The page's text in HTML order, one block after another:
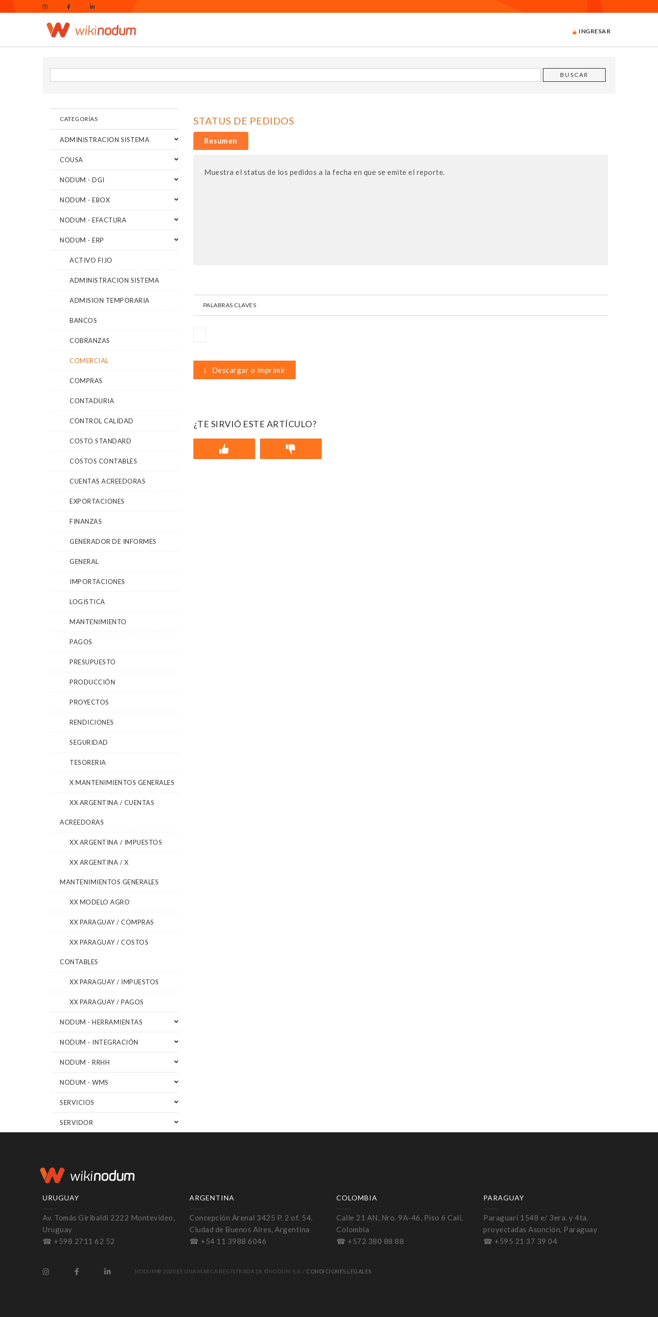
INGRESAR
CATEGORÍAS
ADMINISTRACION SISTEMA
COUSA
NODUM - DGI
NODUM - EBOX
NODUM - EFACTURA
NODUM - ERP
ACTIVO FIJO
ADMINISTRACION SISTEMA
ADMISION TEMPORARIA
BANCOS
COBRANZAS
COMERCIAL
COMPRAS
CONTADURIA
CONTROL CALIDAD
COSTO STANDARD
COSTOS CONTABLES
CUENTAS ACREEDORAS
EXPORTACIONES
FINANZAS
GENERADOR DE INFORMES
GENERAL
IMPORTACIONES
LOGISTICA
MANTENIMIENTO
PAGOS
PRESUPUESTO
PRODUCCIÓN
PROYECTOS
RENDICIONES
SEGURIDAD
TESORERIA
X MANTENIMIENTOS GENERALES
XX ARGENTINA / CUENTAS
ACREEDORAS
XX ARGENTINA / IMPUESTOS
XX ARGENTINA / X
MANTENIMIENTOS GENERALES
XX MODELO AGRO
XX PARAGUAY / COMPRAS
XX PARAGUAY / COSTOS
CONTABLES
XX PARAGUAY / IMPUESTOS
XX PARAGUAY / PAGOS
NODUM - HERRAMIENTAS
NODUM - INTEGRACIÓN
NODUM - RRHH
NODUM - WMS
SERVICIOS
SERVIDOR
STATUS DE PEDIDOS
Resumen
Muestra el status de los pedidos a la fecha en que se emite el reporte.
PALABRAS CLAVES
↓ Descargar o Imprimir
¿TE SIRVIÓ ESTE ARTÍCULO?
URUGUAY
Av. Tomás Giribaldi 2222 Montevideo,
Uruguay
☎ +598 2711 62 52
ARGENTINA
Concepción Arenal 3425 P. 2 of. 54.
Ciudad de Buenos Aires, Argentina
☎ +54 11 3988 6046
COLOMBIA
Calle 21 AN, Nro. 9A-46, Piso 6 Cali,
Colombia
☎ +572 380 88 88
PARAGUAY
Paraguarí 1548 e/ 3era. y 4ta.
proyectadas Asunción, Paraguay
☎ +595 21 37 39 04
NODUM® 2020 ES UNA MARCA REGISTRADA DE ©NODUM S.A. / CONDICIONES LEGALES